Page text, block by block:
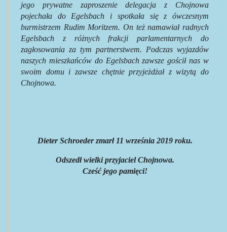
jego prywatne zaproszenie delegacja z Chojnowa
pojechała do Egelsbach i spotkała się z ówczesnym
burmistrzem Rudim Moritzem. On też namawiał radnych
Egelsbach z różnych frakcji parlamentarnych do
zagłosowania za tym partnerstwem. Podczas wyjazdów
naszych mieszkańców do Egelsbach zawsze gościł nas w
swoim domu i zawsze chętnie przyjeżdżał z wizytą do
Chojnowa.
Dieter Schroeder zmarł 11 września 2019 roku.
Odszedł wielki przyjaciel Chojnowa.
Cześć jego pamięci!